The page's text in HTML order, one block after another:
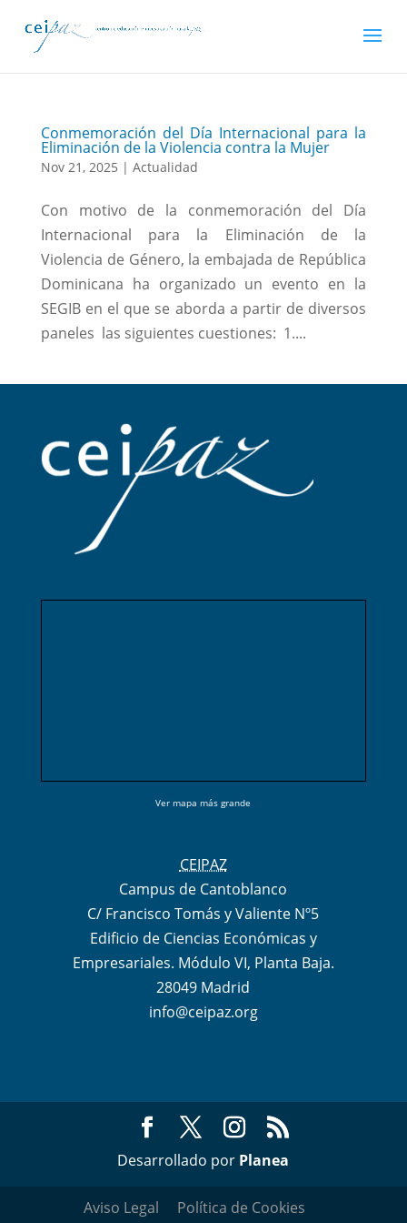
Conmemoración del Día Internacional para la
Eliminación de la Violencia contra la Mujer
Nov 21, 2025 | Actualidad
Con motivo de la conmemoración del Día
Internacional para la Eliminación de la
Violencia de Género, la embajada de República
Dominicana ha organizado un evento en la
SEGIB en el que se aborda a partir de diversos
paneles las siguientes cuestiones: 1....
Ver mapa más grande
CEIPAZ
Campus de Cantoblanco
C/ Francisco Tomás y Valiente Nº5
Edificio de Ciencias Económicas y
Empresariales. Módulo VI, Planta Baja.
28049 Madrid
info@ceipaz.org
Desarrollado por Planea
Aviso Legal
Política de Cookies